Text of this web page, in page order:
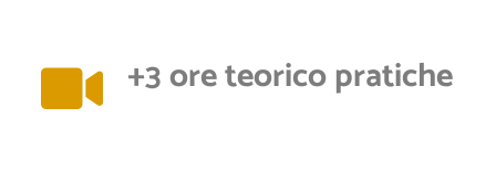
+3 ore teorico pratiche